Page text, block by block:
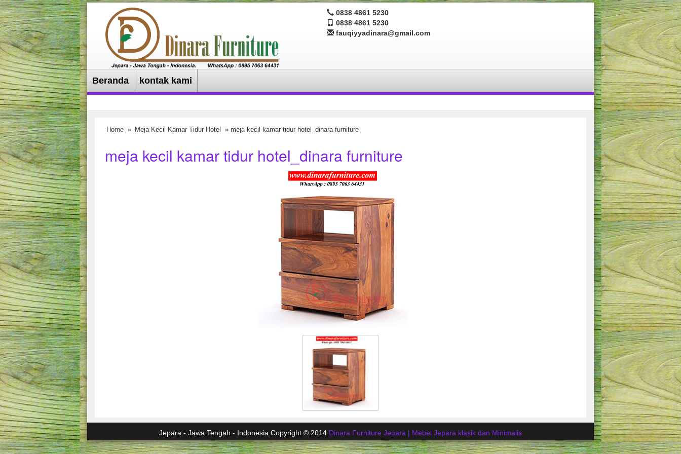
0838 4861 5230
0838 4861 5230
fauqiyyadinara@gmail.com
Beranda kontak kami
Home » Meja Kecil Kamar Tidur Hotel » meja kecil kamar tidur hotel_dinara furniture
meja kecil kamar tidur hotel_dinara furniture
Jepara - Jawa Tengah - Indonesia Copyright © 2014 Dinara Furniture Jepara | Mebel Jepara klasik dan Minimalis